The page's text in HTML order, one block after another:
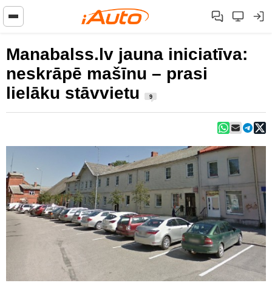
Manabalss.lv jauna iniciatīva:
neskrāpē mašīnu – prasi
lielāku stāvvietu
9